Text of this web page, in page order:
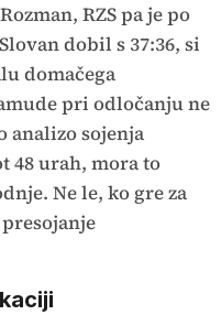
RZS pa je po
dobil s 37:36, si
domačega
pri odločanju ne
analizo sojenja
48 urah, mora to
Ne le, ko gre za